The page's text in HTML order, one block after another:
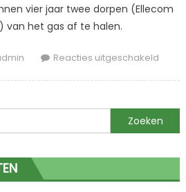
vier jaar twee dorpen (Ellecom
van het gas af te halen.
Reacties uitgeschakeldvoor